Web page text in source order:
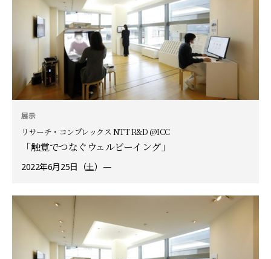
展示
リサーチ・コンプレックス NTT R&D @ICC
「触覚でつなぐウェルビーイング」
2022年6月25日（土）—